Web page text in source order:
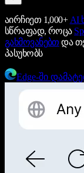
აირჩიეთ 1,000+ AI
სწრაფად, როცა
გახმოვანებთ და
პასუხობს
Edge-ში